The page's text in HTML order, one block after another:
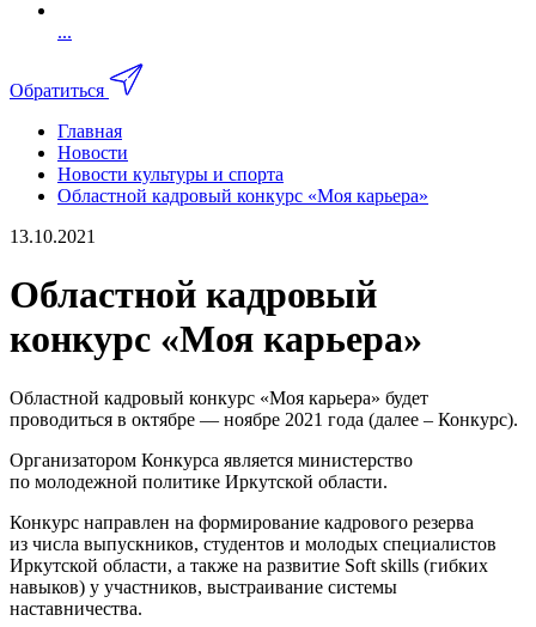
...
Обратиться
Главная
Новости
Новости культуры и спорта
Областной кадровый конкурс «Моя карьера»
13.10.2021
Областной кадровый
конкурс «Моя карьера»
Областной кадровый конкурс «Моя карьера» будет
проводиться в октябре — ноябре 2021 года (далее – Конкурс).
Организатором Конкурса является министерство
по молодежной политике Иркутской области.
Конкурс направлен на формирование кадрового резерва
из числа выпускников, студентов и молодых специалистов
Иркутской области, а также на развитие Soft skills (гибких
навыков) у участников, выстраивание системы
наставничества.